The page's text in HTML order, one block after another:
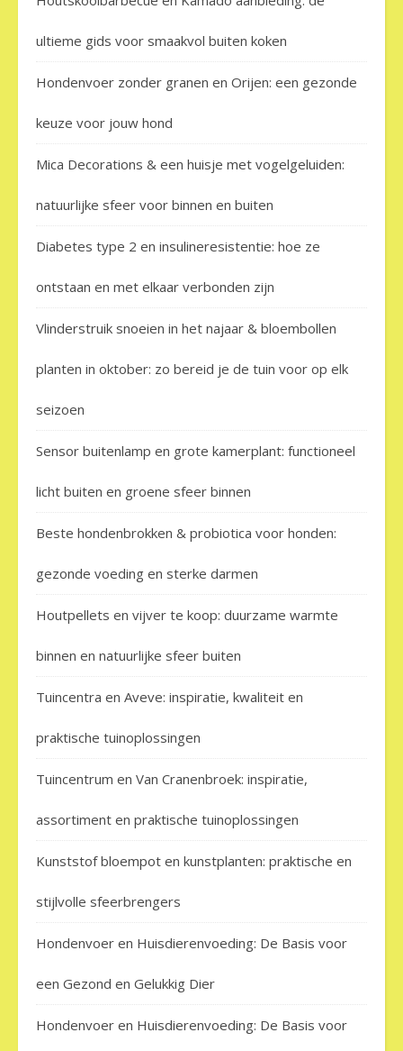
ultieme gids voor smaakvol buiten koken
Hondenvoer zonder granen en Orijen: een gezonde
keuze voor jouw hond
Mica Decorations & een huisje met vogelgeluiden:
natuurlijke sfeer voor binnen en buiten
Diabetes type 2 en insulineresistentie: hoe ze
ontstaan en met elkaar verbonden zijn
Vlinderstruik snoeien in het najaar & bloembollen
planten in oktober: zo bereid je de tuin voor op elk
seizoen
Sensor buitenlamp en grote kamerplant: functioneel
licht buiten en groene sfeer binnen
Beste hondenbrokken & probiotica voor honden:
gezonde voeding en sterke darmen
Houtpellets en vijver te koop: duurzame warmte
binnen en natuurlijke sfeer buiten
Tuincentra en Aveve: inspiratie, kwaliteit en
praktische tuinoplossingen
Tuincentrum en Van Cranenbroek: inspiratie,
assortiment en praktische tuinoplossingen
Kunststof bloempot en kunstplanten: praktische en
stijlvolle sfeerbrengers
Hondenvoer en Huisdierenvoeding: De Basis voor
een Gezond en Gelukkig Dier
Hondenvoer en Huisdierenvoeding: De Basis voor